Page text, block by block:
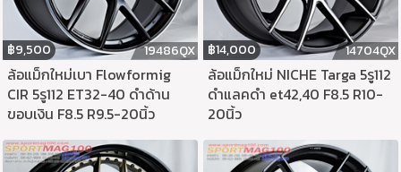
฿9,500 19486QX
ล้อแม็กใหม่เบา Flowformig
CIR 5รู112 ET32-40 ดำด้าน
ขอบเงิน F8.5 R9.5-20นิ้ว
฿14,000 14704QX
ล้อแม็กใหม่ NICHE Targa 5รู112
ดำแลคดำ et42,40 F8.5 R10-
20นิ้ว